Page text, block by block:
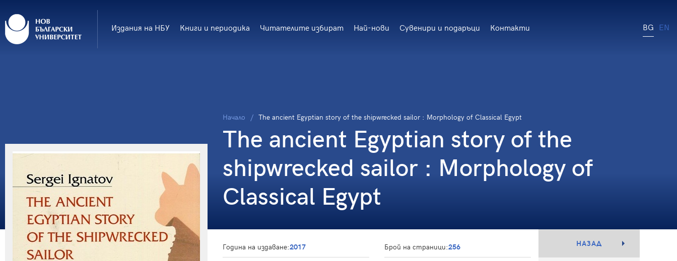
Издания на НБУ Книги и периодика Читателите избират Най-нови Сувенири и подаръци Контакти BG EN
Начало The ancient Egyptian story of the shipwrecked sailor : Morphology of Classical Egypt
The ancient Egyptian story of the
shipwrecked sailor : Morphology of
Classical Egypt
Година на издаване:2017 Брой на страници:256 НАЗАД